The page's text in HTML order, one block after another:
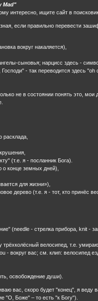
Mad"
интересно, ищите сайт в
если правильно перевести
вокруг накаляется),
сыновья; нарцисс здесь -
- так переводится здесь "oh
не в состоянии понять это,
расклада,
(т.е. я - посланник Бога).
конце земных дней),
для жизни»),
дерево (т.е. я - тот, кто принёс
(needle - стрелка прибора, knit -
велосипед, т.е. умираю
- вокруг вас; см. клип: велосипед
освобождение души).
вас, скоро будет "конец", я веду
"О, Боже" – то есть "к Богу").